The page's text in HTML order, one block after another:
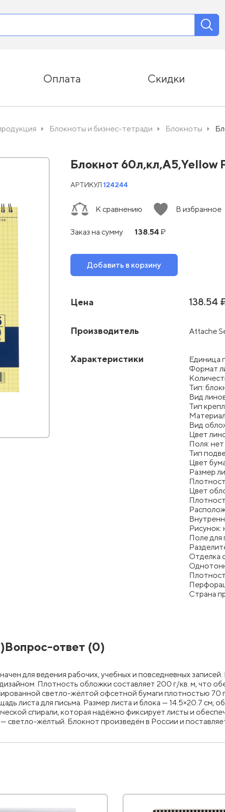
Оплата Скидки
Блокноты и бизнес-тетради Блокноты
Блокнот 60л,кл,А5,Yellow
Цена 138.54
Производитель Attache
Характеристики
Единица
Формат
Тип:
Вид
Тип
Вид
Цвет
Поля: нет
Тип
Цвет
Размер
Цвет
Рисунок:
Поле для
Отделка
Страна
АРТИКУЛ124244
К сравнению В избранное
Заказ на сумму 138.54 ₽
Добавить в корзину
Вопрос-ответ (0)
для ведения рабочих, учебных и повседневных
Плотность обложки составляет 200 г/кв. м, что
светло-жёлтой офсетной бумаги плотностью 70
листа для письма. Размер листа и блока — 14.5×20.7
спирали, которая надёжно фиксирует листы и
светло-жёлтый. Блокнот произведён в России и